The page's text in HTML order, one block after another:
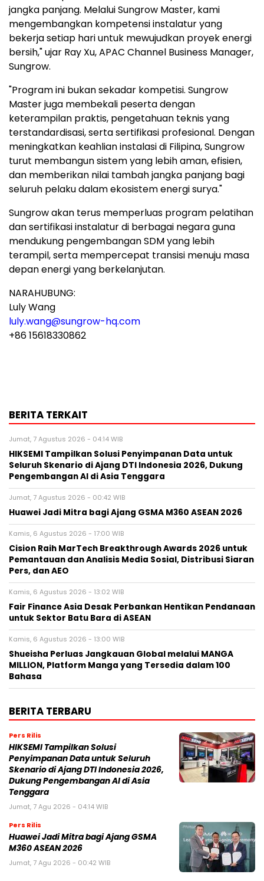
jangka panjang. Melalui Sungrow Master, kami
mengembangkan kompetensi instalatur yang
bekerja setiap hari untuk mewujudkan proyek energi
bersih," ujar Ray Xu, APAC Channel Business Manager,
Sungrow.
"Program ini bukan sekadar kompetisi. Sungrow
Master juga membekali peserta dengan
keterampilan praktis, pengetahuan teknis yang
terstandardisasi, serta sertifikasi profesional. Dengan
meningkatkan keahlian instalasi di Filipina, Sungrow
turut membangun sistem yang lebih aman, efisien,
dan memberikan nilai tambah jangka panjang bagi
seluruh pelaku dalam ekosistem energi surya."
Sungrow akan terus memperluas program pelatihan
dan sertifikasi instalatur di berbagai negara guna
mendukung pengembangan SDM yang lebih
terampil, serta mempercepat transisi menuju masa
depan energi yang berkelanjutan.
NARAHUBUNG:
Luly Wang
luly.wang@sungrow-hq.com
+86 15618330862
BERITA TERKAIT
Jumat, 7 Agustus 2026 - 04:14 WIB
HIKSEMI Tampilkan Solusi Penyimpanan Data untuk
Seluruh Skenario di Ajang DTI Indonesia 2026, Dukung
Pengembangan AI di Asia Tenggara
Jumat, 7 Agustus 2026 - 00:42 WIB
Huawei Jadi Mitra bagi Ajang GSMA M360 ASEAN 2026
Kamis, 6 Agustus 2026 - 17:00 WIB
Cision Raih MarTech Breakthrough Awards 2026 untuk
Pemantauan dan Analisis Media Sosial, Distribusi Siaran
Pers, dan AEO
Kamis, 6 Agustus 2026 - 13:02 WIB
Fair Finance Asia Desak Perbankan Hentikan Pendanaan
untuk Sektor Batu Bara di ASEAN
Kamis, 6 Agustus 2026 - 13:00 WIB
Shueisha Perluas Jangkauan Global melalui MANGA
MILLION, Platform Manga yang Tersedia dalam 100
Bahasa
BERITA TERBARU
Pers Rilis
HIKSEMI Tampilkan Solusi
Penyimpanan Data untuk Seluruh
Skenario di Ajang DTI Indonesia 2026,
Dukung Pengembangan AI di Asia
Tenggara
Jumat, 7 Agu 2026 - 04:14 WIB
Pers Rilis
Huawei Jadi Mitra bagi Ajang GSMA
M360 ASEAN 2026
Jumat, 7 Agu 2026 - 00:42 WIB